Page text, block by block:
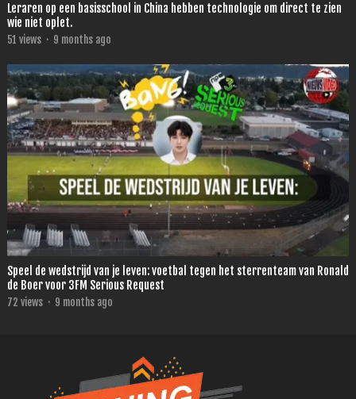
Leraren op een basisschool in China hebben technologie om direct te zien
wie niet oplet.
51 views · 9 months ago
Speel de wedstrijd van je leven: voetbal tegen het sterrenteam van Ronald
de Boer voor 3FM Serious Request
72 views · 9 months ago